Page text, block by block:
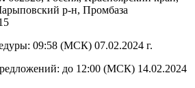
р-н, Промбаза
09:58 (МСК) 07.02.2024 г.
до 12:00 (МСК) 14.02.2024